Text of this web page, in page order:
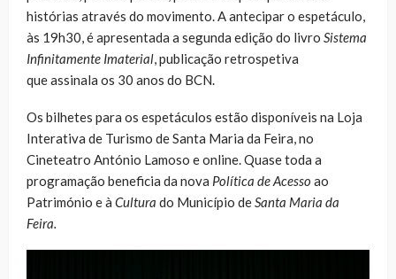
histórias através do movimento. A antecipar o espetáculo,
às 19h30, é apresentada a segunda edição do livro Sistema
Infinitamente Imaterial, publicação retrospetiva
que assinala os 30 anos do BCN.
Os bilhetes para os espetáculos estão disponíveis na Loja
Interativa de Turismo de Santa Maria da Feira, no
Cineteatro António Lamoso e online. Quase toda a
programação beneficia da nova Política de Acesso ao
Património e à Cultura do Município deSanta Maria da
Feira.